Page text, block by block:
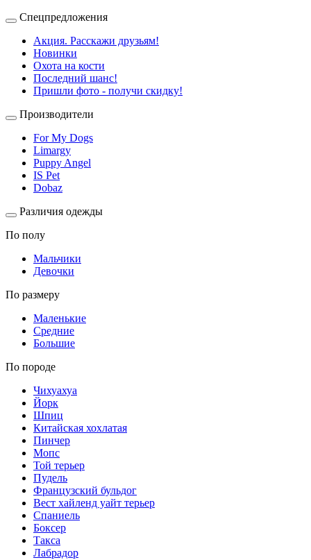
Спецпредложения
Акция. Расскажи друзьям!
Новинки
Охота на кости
Последний шанс!
Пришли фото - получи скидку!
Производители
For My Dogs
Limargy
Puppy Angel
IS Pet
Dobaz
Различия одежды
По полу
Мальчики
Девочки
По размеру
Маленькие
Средние
Большие
По породе
Чихуахуа
Йорк
Шпиц
Китайская хохлатая
Пинчер
Мопс
Той терьер
Пудель
Французский бульдог
Вест хайленд уайт терьер
Спаниель
Боксер
Такса
Лабрадор